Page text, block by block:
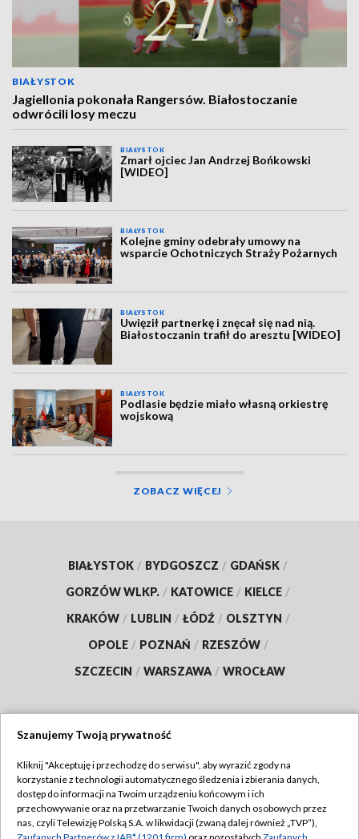
BIAŁYSTOK
Jagiellonia pokonała Rangersów. Białostoczanie
odwrócili losy meczu
BIAŁYSTOK
Zmarł ojciec Jan Andrzej Bońkowski
[WIDEO]
BIAŁYSTOK
Kolejne gminy odebrały umowy na
wsparcie Ochotniczych Straży Pożarnych
BIAŁYSTOK
Uwięził partnerkę i znęcał się nad nią.
Białostoczanin trafił do aresztu [WIDEO]
BIAŁYSTOK
Podlasie będzie miało własną orkiestrę
wojskową
ZOBACZ WIĘCEJ
BIAŁYSTOK / BYDGOSZCZ / GDAŃSK /
GORZÓW WLKP. / KATOWICE / KIELCE /
KRAKÓW / LUBLIN / ŁÓDŹ / OLSZTYN /
OPOLE / POZNAŃ / RZESZÓW /
SZCZECIN / WARSZAWA / WROCŁAW
TVP
Abonament TVP
Emisja w TVP
Regulamin TVP
Szanujemy Twoją prywatność
Kliknij "Akceptuję i przechodzę do serwisu", aby wyrazić zgody na
korzystanie z technologii automatycznego śledzenia i zbierania danych,
dostęp do informacji na Twoim urządzeniu końcowym i ich
przechowywanie oraz na przetwarzanie Twoich danych osobowych przez
nas, czyli Telewizję Polską S.A. w likwidacji (zwaną dalej również „TVP”),